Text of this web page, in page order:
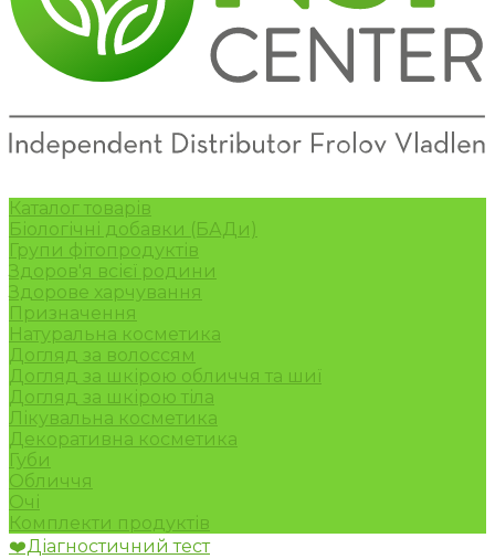
Каталог товарів
Біологічні добавки (БАДи)
Групи фітопродуктів
Здоров'я всієї родини
Здорове харчування
Призначення
Натуральна косметика
Догляд за волоссям
Догляд за шкірою обличчя та шиї
Догляд за шкірою тіла
Лікувальна косметика
Декоративна косметика
Губи
Обличчя
Очі
Комплекти продуктів
❤️Діагностичний тест